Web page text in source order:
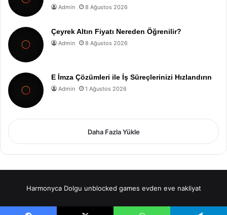
Admin 8 Ağustos 2026
Çeyrek Altın Fiyatı Nereden Öğrenilir?
Admin 8 Ağustos 2026
E İmza Çözümleri ile İş Süreçlerinizi Hızlandırın
Admin 1 Ağustos 2026
Daha Fazla Yükle
Harmonyca Dolgu unblocked games evden eve nakliyat